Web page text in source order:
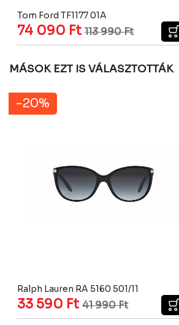
Tom Ford TF1177 01A
74 090 Ft 113 990Ft
MÁSOK EZT IS VÁLASZTOTTÁK
-20%
Ralph Lauren RA 5160 501/11
33 590 Ft 41 990Ft